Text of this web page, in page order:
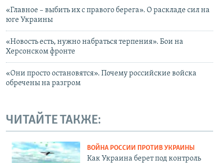
«Главное – выбить их с правого берега». О раскладе сил на
юге Украины
«Новость есть, нужно набраться терпения». Бои на
Херсонском фронте
«Они просто остановятся». Почему российские войска
обречены на разгром
ЧИТАЙТЕ ТАКЖЕ:
ВОЙНА РОССИИ ПРОТИВ УКРАИНЫ
Как Украина берет под контроль